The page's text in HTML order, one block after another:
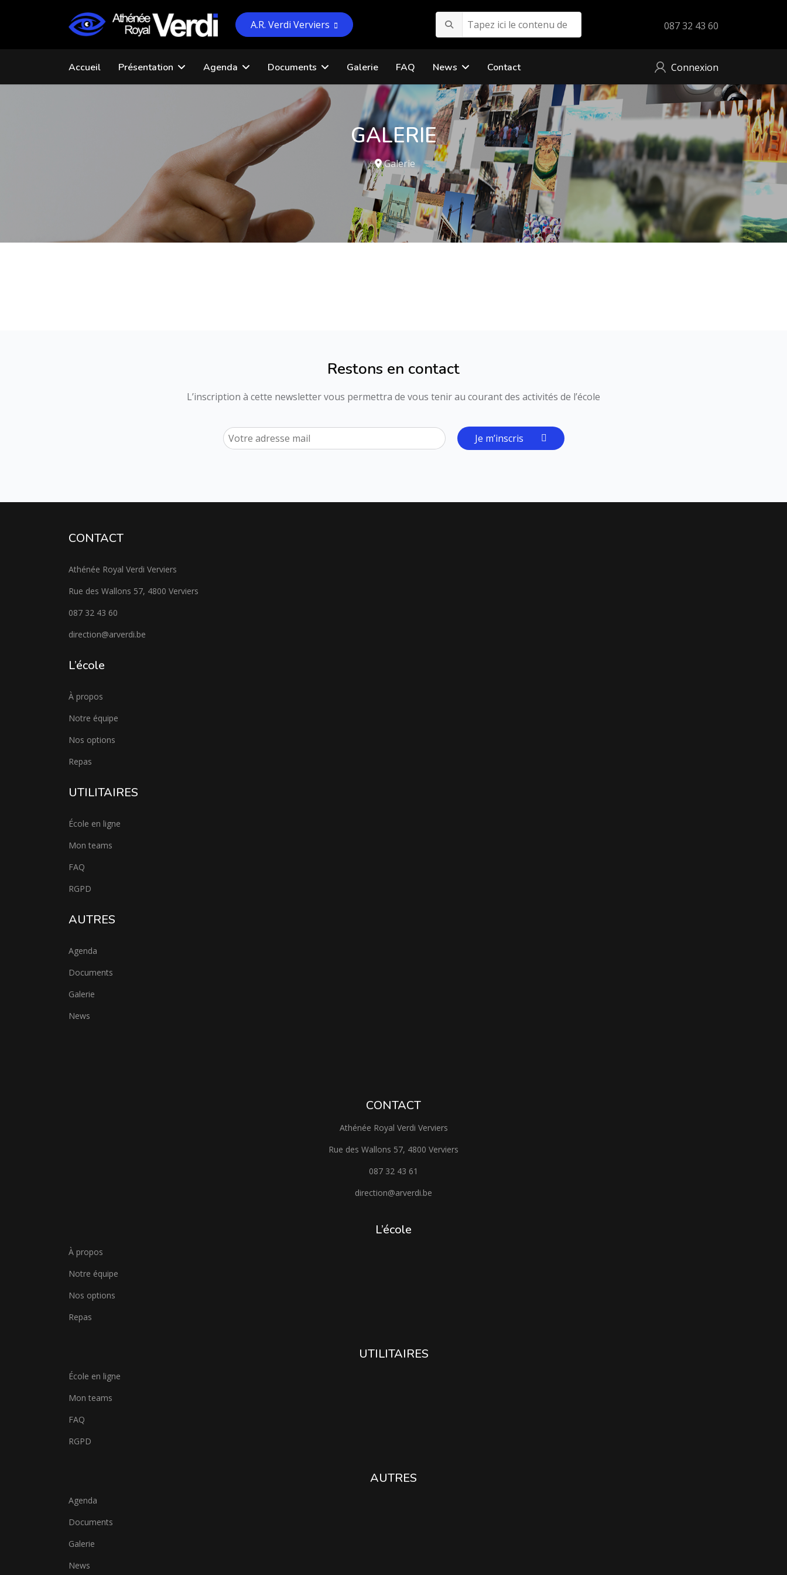
A.R. Verdi Verviers 087 32 43 60
Accueil Présentation Agenda Documents Galerie FAQ News Contact Connexion
GALERIE
Galerie
Restons en contact
L’inscription à cette newsletter vous permettra de vous tenir au courant des activités de l’école
Je m’inscris
CONTACT
Athénée Royal Verdi Verviers
Rue des Wallons 57, 4800 Verviers
087 32 43 60
direction@arverdi.be
L’école
À propos
Notre équipe
Nos options
Repas
UTILITAIRES
École en ligne
Mon teams
FAQ
RGPD
AUTRES
Agenda
Documents
Galerie
News
CONTACT
Athénée Royal Verdi Verviers
Rue des Wallons 57, 4800 Verviers
087 32 43 61
direction@arverdi.be
L’école
À propos
Notre équipe
Nos options
Repas
UTILITAIRES
École en ligne
Mon teams
FAQ
RGPD
AUTRES
Agenda
Documents
Galerie
News